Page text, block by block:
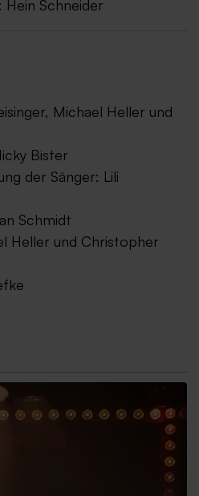
Hein Schneider
Michael Heller und
Bister
der Sänger: Lili
Schmidt
Heller und Christopher